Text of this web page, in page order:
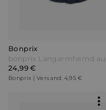
Bonprix
24,99 €
Bonprix | Versand: 4,95 €